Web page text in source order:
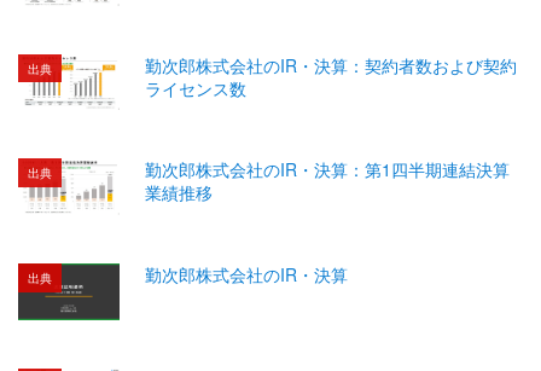
出典
勤次郎株式会社のIR・決算：契約者数および契約
ライセンス数
出典
勤次郎株式会社のIR・決算：第1四半期連結決算
業績推移
出典 勤次郎株式会社のIR・決算